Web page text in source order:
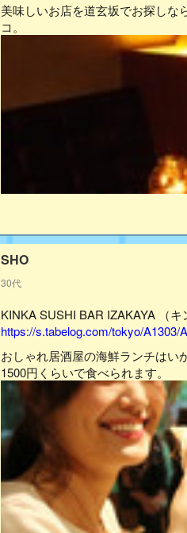
美味しいお店を道玄坂でお探しな
コ。
SHO
30代
KINKA SUSHI BAR IZAKAYA （
https://s.tabelog.com/tokyo/A1303/
おしゃれ居酒屋の海鮮ランチはい
1500円くらいで食べられます。